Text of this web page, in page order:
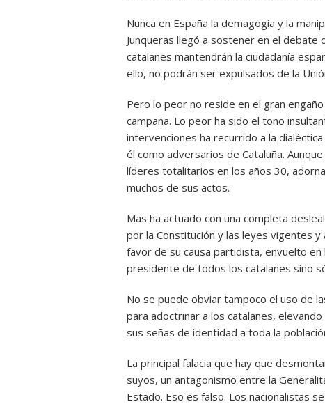
Nunca en España la demagogia y la
Junqueras llegó a sostener en el debate
catalanes mantendrán la ciudadanía
ello, no podrán ser expulsados de la
Pero lo peor no reside en el gran
campaña. Lo peor ha sido el tono
intervenciones ha recurrido a la
él como adversarios de Cataluña.
líderes totalitarios en los años 30,
muchos de sus actos.
Mas ha actuado con una completa
por la Constitución y las leyes vigentes
favor de su causa partidista, envuelto
presidente de todos los catalanes sino
No se puede obviar tampoco el uso de
para adoctrinar a los catalanes,
sus señas de identidad a toda la
La principal falacia que hay que
suyos, un antagonismo entre la
Estado. Eso es falso. Los nacionalistas